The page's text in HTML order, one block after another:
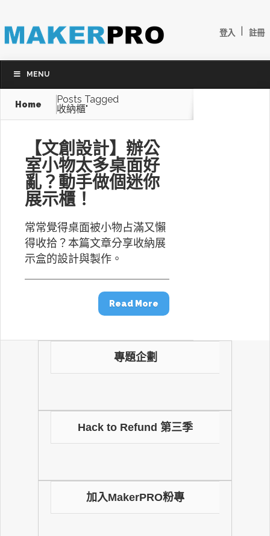
登入 註冊
MENU
Home
Posts Tagged
收納櫃"
【文創設計】辦公
室小物太多桌面好
亂？動手做個迷你
展示櫃！
常常覺得桌面被小物占滿又懶
得收拾？本篇文章分享收納展
示盒的設計與製作。
Read More
專題企劃
Hack to Refund 第三季
加入MakerPRO粉專